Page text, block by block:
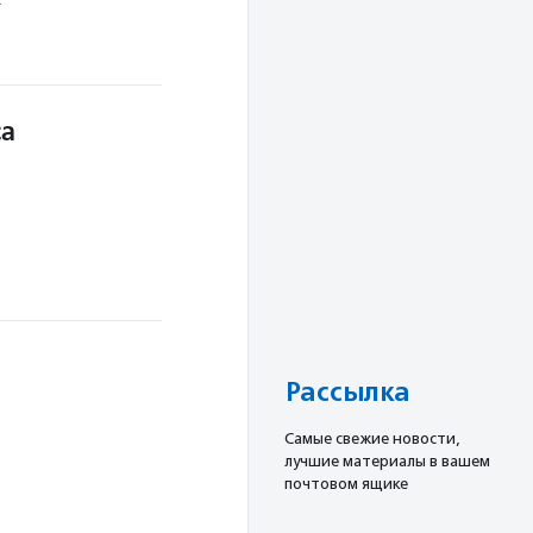
Рассылка
Cамые свежие новости,
лучшие материалы в вашем
почтовом ящике